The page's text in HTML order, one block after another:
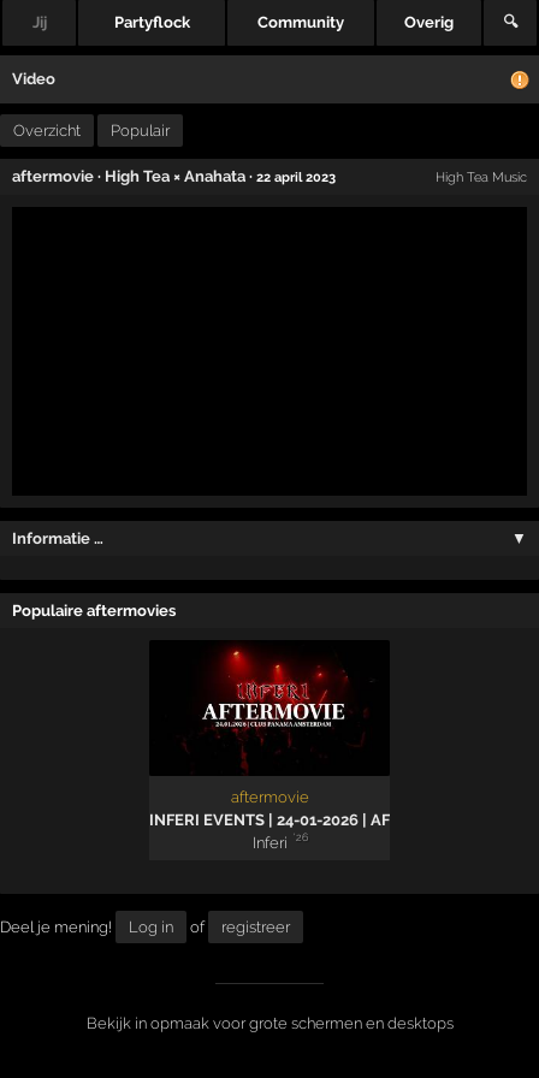
Jij Partyflock Community Overig 🔍
Video
Overzicht Populair
aftermovie · High Tea × Anahata ·22 april 2023 High Tea Music
Informatie … ▼
Populaire aftermovies
aftermovie
INFERI EVENTS | 24-01-2026 | AFTERMOVIE
Inferi
'26
Deel je mening! Log in of registreer
Bekijk in opmaak voor grote schermen en desktops